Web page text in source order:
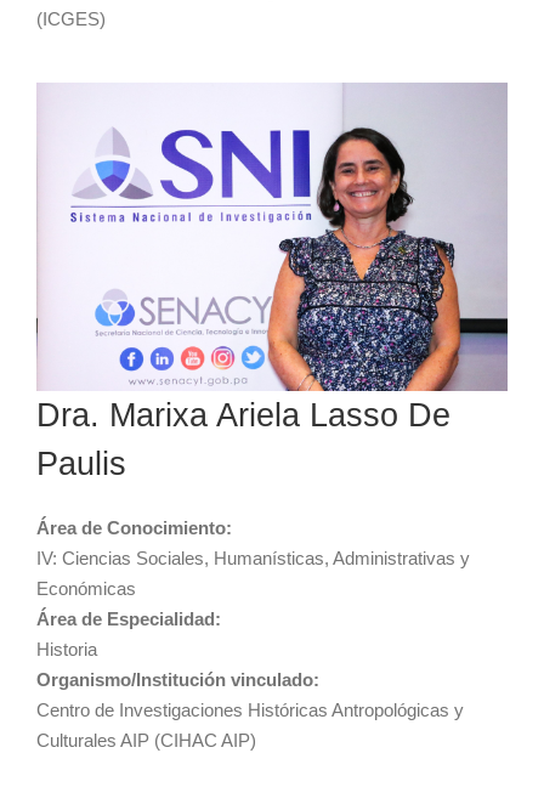
(ICGES)
Dra. Marixa Ariela Lasso De
Paulis
Área de Conocimiento:
IV: Ciencias Sociales, Humanísticas, Administrativas y
Económicas
Área de Especialidad:
Historia
Organismo/Institución vinculado:
Centro de Investigaciones Históricas Antropológicas y
Culturales AIP (CIHAC AIP)